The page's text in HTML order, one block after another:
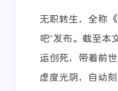
无职转生，全称
吧”发布。截至本
运创死，带着前
虚度光阴，自幼